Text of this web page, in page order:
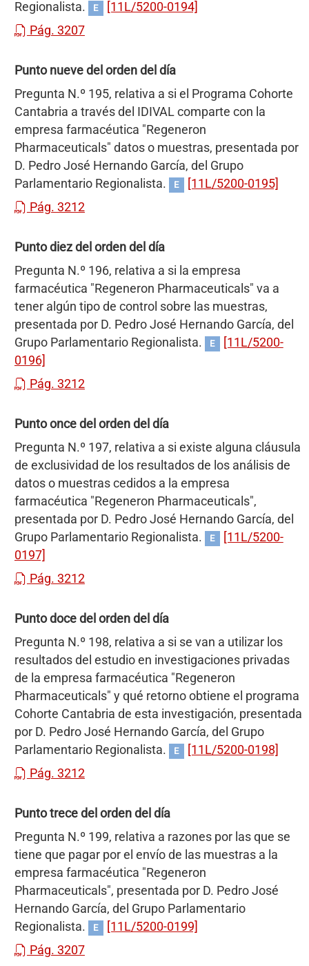
Regionalista. E
[11L/5200-0194]
Pág. 3207
Punto nueve del orden del día
Pregunta N.º 195, relativa a si el Programa Cohorte
Cantabria a través del IDIVAL comparte con la
empresa farmacéutica "Regeneron
Pharmaceuticals" datos o muestras, presentada por
D. Pedro José Hernando García, del Grupo
Parlamentario Regionalista.
E
[11L/5200-0195]
Pág. 3212
Punto diez del orden del día
Pregunta N.º 196, relativa a si la empresa
farmacéutica "Regeneron Pharmaceuticals" va a
tener algún tipo de control sobre las muestras,
presentada por D. Pedro José Hernando García, del
Grupo Parlamentario Regionalista.
E
[11L/5200-
0196]
Pág. 3212
Punto once del orden del día
Pregunta N.º 197, relativa a si existe alguna cláusula
de exclusividad de los resultados de los análisis de
datos o muestras cedidos a la empresa
farmacéutica "Regeneron Pharmaceuticals",
presentada por D. Pedro José Hernando García, del
Grupo Parlamentario Regionalista.
E
[11L/5200-
0197]
Pág. 3212
Punto doce del orden del día
Pregunta N.º 198, relativa a si se van a utilizar los
resultados del estudio en investigaciones privadas
de la empresa farmacéutica "Regeneron
Pharmaceuticals" y qué retorno obtiene el programa
Cohorte Cantabria de esta investigación, presentada
por D. Pedro José Hernando García, del Grupo
Parlamentario Regionalista.
E
[11L/5200-0198]
Pág. 3212
Punto trece del orden del día
Pregunta N.º 199, relativa a razones por las que se
tiene que pagar por el envío de las muestras a la
empresa farmacéutica "Regeneron
Pharmaceuticals", presentada por D. Pedro José
Hernando García, del Grupo Parlamentario
Regionalista.
E
[11L/5200-0199]
Pág. 3207